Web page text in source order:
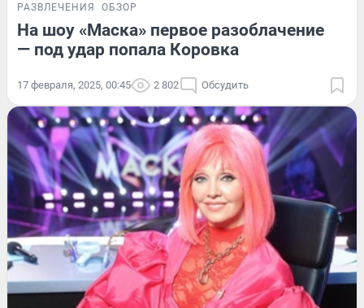
РАЗВЛЕЧЕНИЯ ОБЗОР
На шоу «Маска» первое разоблачение
— под удар попала Коровка
17 февраля, 2025, 00:45 2 802 Обсудить